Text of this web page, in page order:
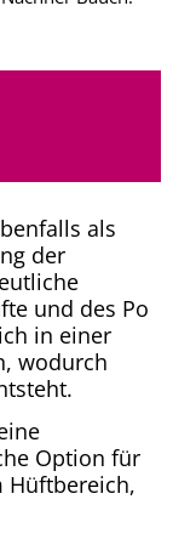
als
der
und des Po
in einer
wodurch
Option für
Hüftbereich,